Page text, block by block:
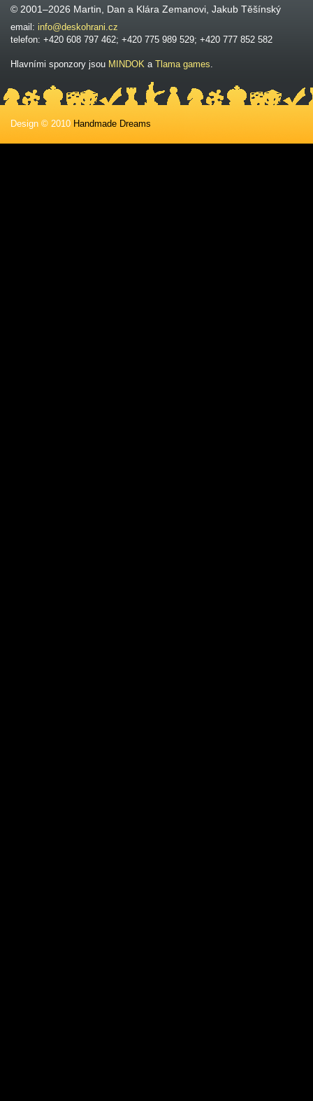
© 2001–2026 Martin, Dan a Klára Zemanovi, Jakub Těšínský
email: info@deskohrani.cz
telefon: +420 608 797 462; +420 775 989 529; +420 777 852 582
Hlavními sponzory jsou MINDOK a Tlama games.
Design © 2010 Handmade Dreams